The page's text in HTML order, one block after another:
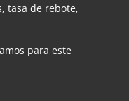
tasa de rebote,
para este